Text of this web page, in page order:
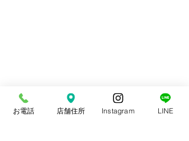
お電話 店舗住所 Instagram LINE